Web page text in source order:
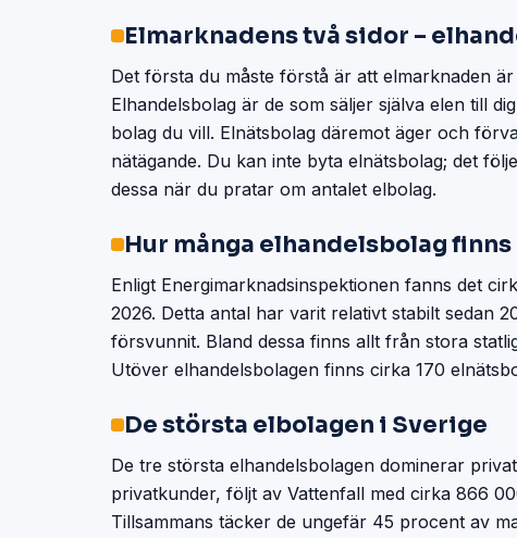
Elmarknadens två sidor –
Det första du måste förstå är att elmarknaden
Elhandelsbolag är de som säljer själva elen till
bolag du vill. Elnätsbolag däremot äger och
nätägande. Du kan inte byta elnätsbolag; det
dessa när du pratar om antalet elbolag.
Hur många elhandelsbolag finns
Enligt Energimarknadsinspektionen fanns det
2026. Detta antal har varit relativt stabilt sedan
försvunnit. Bland dessa finns allt från stora
Utöver elhandelsbolagen finns cirka 170
De största elbolagen i Sverige
De tre största elhandelsbolagen dominerar
privatkunder, följt av Vattenfall med cirka 866
Tillsammans täcker de ungefär 45 procent av